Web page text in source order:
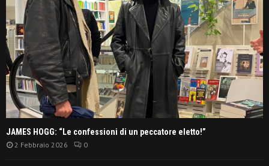
JAMES HOGG: “Le confessioni di un peccatore eletto!”
2 Febbraio 2026 0